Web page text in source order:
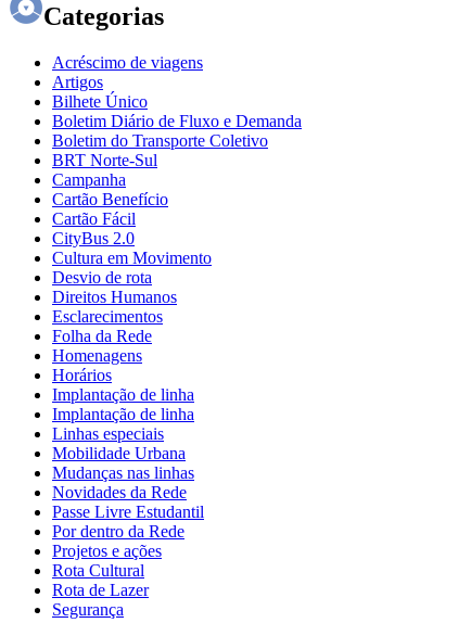
Categorias
Acréscimo de viagens
Artigos
Bilhete Único
Boletim Diário de Fluxo e Demanda
Boletim do Transporte Coletivo
BRT Norte-Sul
Campanha
Cartão Benefício
Cartão Fácil
CityBus 2.0
Cultura em Movimento
Desvio de rota
Direitos Humanos
Esclarecimentos
Folha da Rede
Homenagens
Horários
Implantação de linha
Implantação de linha
Linhas especiais
Mobilidade Urbana
Mudanças nas linhas
Novidades da Rede
Passe Livre Estudantil
Por dentro da Rede
Projetos e ações
Rota Cultural
Rota de Lazer
Segurança